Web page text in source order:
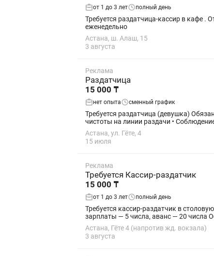
от 1 до 3 лет полный день
Требуется раздатчица-кассир в кафе .
еженедельно
Астана, ш. Алаш, 15
3 августа
Реклама
Раздатчица
15 000 ₸
нет опыта сменный график
Требуется раздатчица (девушка) Обязанности: • Контроль аккуратной подачи и внешнего вида блюд • Вежливое общение с гостями • Поддержание
чистоты на линии раздачи •
Астана, ул. Гёте, 4
15 июля
Реклама
Требуется Кассир-раздатчик
15 000 ₸
от 1 до 3 лет полный день
Требуется кассир-раздатчик в столовую «Блок Питания» 📅 График: 2/2 ⏰ Время работы: с 07:30 до
Астана, Гёте 4 (напротив жд. вокзала)
3 августа